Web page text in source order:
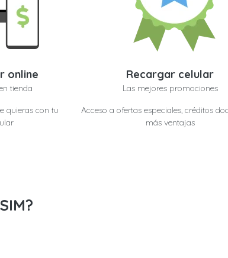
online
tienda
quieras con tu
Recargar celular
Las mejores promociones
Acceso a ofertas especiales, créditos
más ventajas